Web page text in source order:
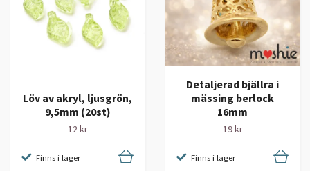
Löv av akryl, ljusgrön,
9,5mm (20st)
12 kr
Finns i lager
Detaljerad bjällra i
mässing berlock
16mm
19 kr
Finns i lager